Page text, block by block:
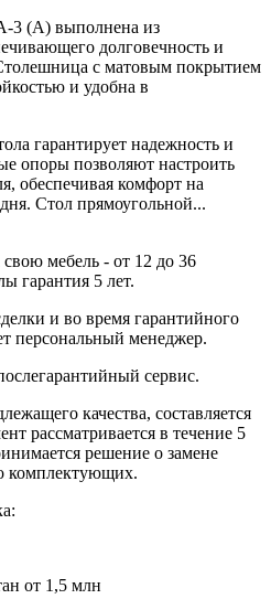
3 (A) выполнена из
долговечность и
с матовым покрытием
и удобна в
гарантирует надежность и
опоры позволяют настроить
обеспечивая комфорт на
Стол прямоугольной...
мебель - от 12 до 36
гарантия 5 лет.
и во время гарантийного
персональный менеджер.
сервис.
качества, составляется
рассматривается в течение 5
решение о замене
комплектующих.
от 1,5 млн